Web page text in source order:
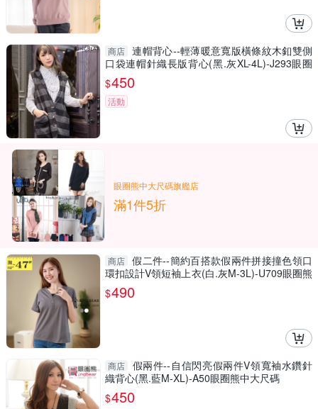
商店 連帽背心--輕薄暖意寬版橫條紋木釦雙側
口袋連帽針織長版背心(黑.灰XL-4L)-J293眼圈
熊中大尺碼
$450
活動
眼圈熊中大尺碼旗艦店
滿1件5折
商店 假二件--簡約百搭款假兩件拼接撞色領口
環扣設計V領短袖上衣(白.灰M-3L)-U709眼圈熊
中大尺碼
$490
商店
假兩件--自信閃亮假兩件V領寬袖水鑽針
織背心(黑.藍M-XL)-A50眼圈熊中大尺碼
$450